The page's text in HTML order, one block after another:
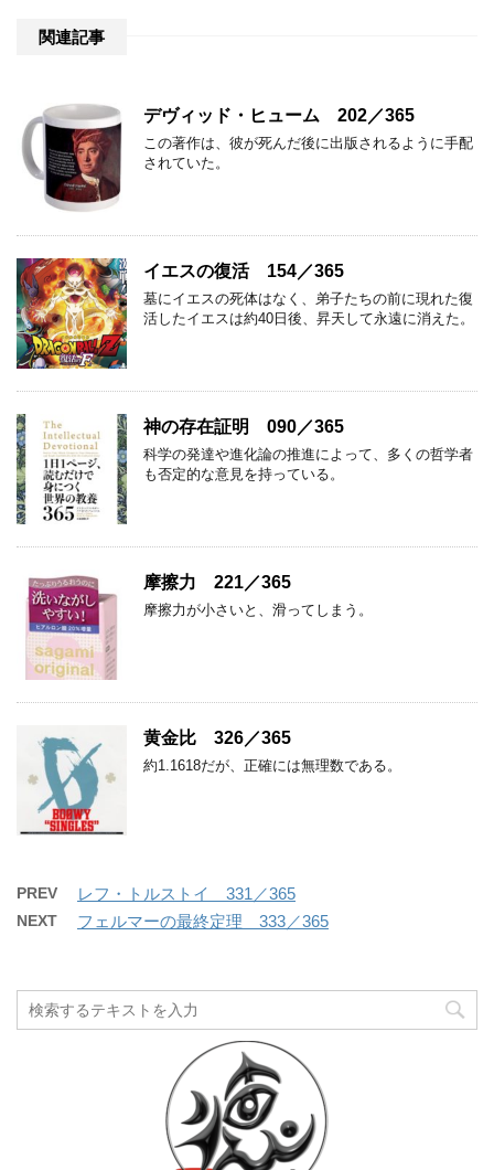
関連記事
デヴィッド・ヒューム 202／365
この著作は、彼が死んだ後に出版されるように手配
されていた。
イエスの復活 154／365
墓にイエスの死体はなく、弟子たちの前に現れた復
活したイエスは約40日後、昇天して永遠に消えた。
神の存在証明 090／365
科学の発達や進化論の推進によって、多くの哲学者
も否定的な意見を持っている。
摩擦力 221／365
摩擦力が小さいと、滑ってしまう。
黄金比 326／365
約1.1618だが、正確には無理数である。
PREV レフ・トルストイ 331／365
NEXT フェルマーの最終定理 333／365